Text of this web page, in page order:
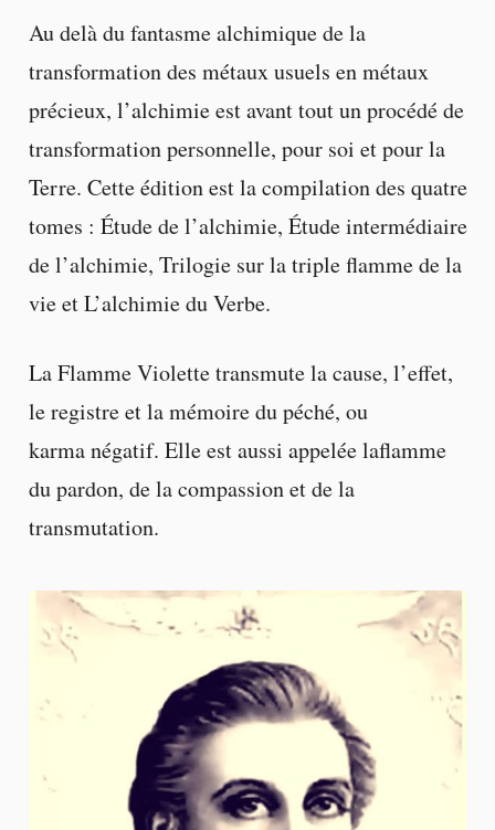
Au delà du fantasme alchimique de la
transformation des métaux usuels en métaux
précieux, l’alchimie est avant tout un procédé de
transformation personnelle, pour soi et pour la
Terre. Cette édition est la compilation des quatre
tomes : Étude de l’alchimie, Étude intermédiaire
de l’alchimie, Trilogie sur la triple flamme de la
vie et L’alchimie du Verbe.
La Flamme Violette transmute la cause, l’effet,
le registre et la mémoire du péché, ou
karma négatif. Elle est aussi appelée laflamme
du pardon, de la compassion et de la
transmutation.